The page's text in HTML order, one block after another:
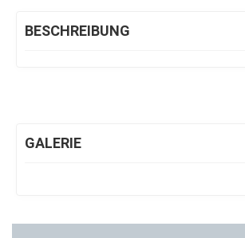
BESCHREIBUNG
GALERIE